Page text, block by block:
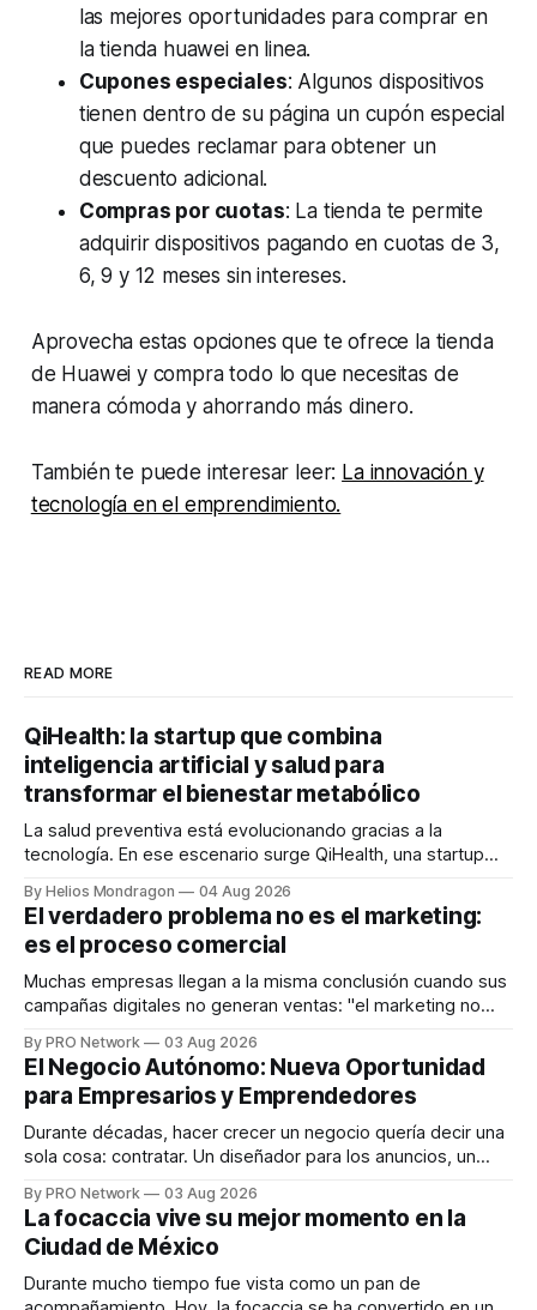
las mejores oportunidades para comprar en
la tienda huawei en linea.
Cupones especiales: Algunos dispositivos
tienen dentro de su página un cupón especial
que puedes reclamar para obtener un
descuento adicional.
Compras por cuotas: La tienda te permite
adquirir dispositivos pagando en cuotas de 3,
6, 9 y 12 meses sin intereses.
Aprovecha estas opciones que te ofrece la tienda
de Huawei y compra todo lo que necesitas de
manera cómoda y ahorrando más dinero.
También te puede interesar leer: La innovación y
tecnología en el emprendimiento.
READ MORE
QiHealth: la startup que combina
inteligencia artificial y salud para
transformar el bienestar metabólico
La salud preventiva está evolucionando gracias a la
tecnología. En ese escenario surge QiHealth, una startup
dispositivos inteligentes, inteligencia artificial y monitoreo
en tiempo real para ayudar a las personas a tomar mejores
decisiones sobre su salud metabólica. Su propuesta busca
responder
By Helios Mondragon 04 Aug 2026
El verdadero problema no es el marketing:
es el proceso comercial
Muchas empresas llegan a la misma conclusión cuando sus
campañas digitales no generan ventas: "el marketing no
INTERIUS, el problema suele estar en otro lugar. Durante
una entrevista para el podcast SER PRO, el especialista en
marketing digital explicó que
By PRO Network 03 Aug 2026
El Negocio Autónomo: Nueva Oportunidad
para Empresarios y Emprendedores
Durante décadas, hacer crecer un negocio quería decir una
sola cosa: contratar. Un diseñador para los anuncios, un
para los textos, alguien que supiera de publicidad digital
para encontrar prospectos, un vendedor para atender
llamadas y mensajes, y —con suerte— una persona
By PRO Network 03 Aug 2026
La focaccia vive su mejor momento en la
Ciudad de México
Durante mucho tiempo fue vista como un pan de